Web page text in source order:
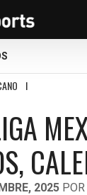
I
2025 POR